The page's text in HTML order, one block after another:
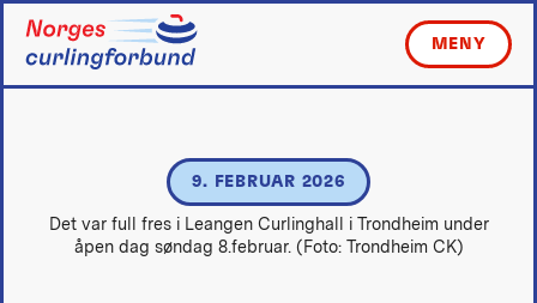
content
MENY
9. FEBRUAR 2026
Det var full fres i Leangen Curlinghall i Trondheim under
åpen dag søndag 8.februar. (Foto: Trondheim CK)